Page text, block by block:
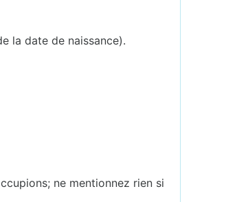
la date de naissance).
ne mentionnez rien si